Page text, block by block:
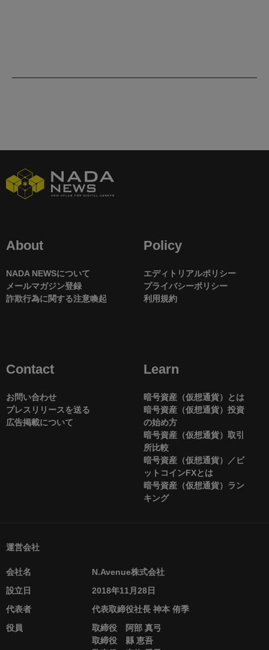
About
NADA NEWSについて
メールマガジン登録
詐欺行為に関する注意喚起
Policy
エディトリアルポリシー
プライバシーポリシー
利用規約
Contact
お問い合わせ
プレスリリースを送る
広告掲載について
Learn
暗号資産（仮想通貨）とは
暗号資産（仮想通貨）投資
の始め方
暗号資産（仮想通貨）取引
所比較
暗号資産（仮想通貨）／ビ
ットコインFXとは
暗号資産（仮想通貨）ラン
キング
運営会社
会社名
N.Avenue株式会社
設立日
2018年11月28日
代表者
代表取締役社長 神本 侑季
役員
取締役 阿部 真弓
取締役 縣 恵吾